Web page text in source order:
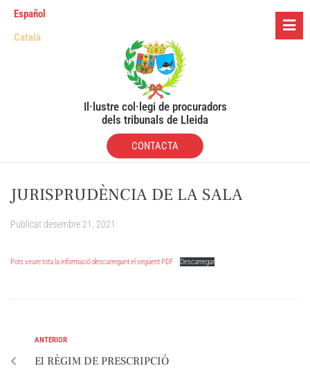
Español
Català
Il·lustre col·legi de procuradors
dels tribunals de Lleida
CONTACTA
JURISPRUDÈNCIA DE LA SALA
Publicat desembre 21, 2021
Pots veure tota la informació descarregant el següent PDF Descarregar
ANTERIOR
El RÈGIM DE PRESCRIPCIÓ